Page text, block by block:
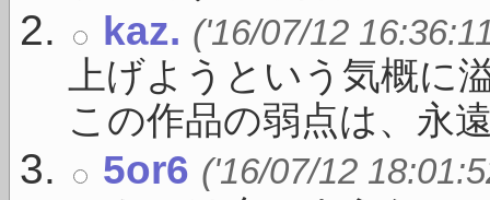
kaz. ('16/07/12
上げようという気概に
この作品の弱点は、永
5or6 ('16/07/12